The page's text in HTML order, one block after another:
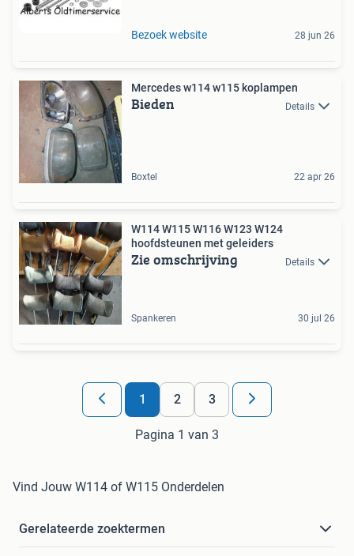
Bezoek website 28 jun 26
Mercedes w114 w115 koplampen
Bieden Details
Boxtel 22 apr 26
W114 W115 W116 W123 W124
hoofdsteunen met geleiders
Zie omschrijving Details
Spankeren 30 jul 26
1 2 3
Pagina 1 van 3
Vind Jouw W114 of W115 Onderdelen
Gerelateerde zoektermen